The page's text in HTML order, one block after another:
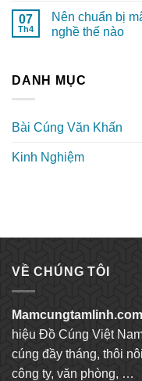
07
Th4
Nên chuẩn bị
nghề thế nào
DANH MỤC
Bài Cúng Văn Khấn
Kinh Nghiệm
VỀ CHÚNG TÔI
hiệu Đồ Cúng Việt
cúng đầy tháng, thôi
công ty, văn phòng, …